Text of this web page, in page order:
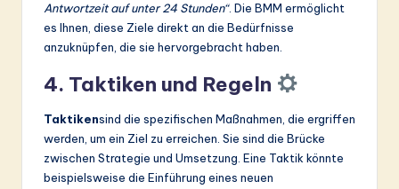
Antwortzeit auf unter 24 Stunden“. Die BMM ermöglicht
es Ihnen, diese Ziele direkt an die Bedürfnisse
anzuknüpfen, die sie hervorgebracht haben.
4. Taktiken und Regeln
Taktikensind die spezifischen Maßnahmen, die ergriffen
werden, um ein Ziel zu erreichen. Sie sind die Brücke
zwischen Strategie und Umsetzung. Eine Taktik könnte
beispielsweise die Einführung eines neuen